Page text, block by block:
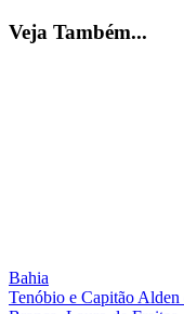
Veja Também...
Bahia
Tenóbio e Capitão